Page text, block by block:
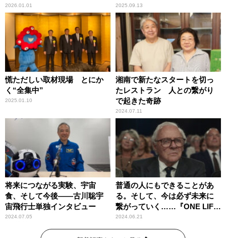
2026.01.01 2025.09.13
慌ただしい取材現場 とにか
く“全集中”
2025.01.10
湘南で新たなスタートを切っ
たレストラン 人との繋がり
で起きた奇跡
2024.07.11
将来につながる実験、宇宙
食、そして今後――古川聡宇
宙飛行士単独インタビュー
2024.07.05
普通の人にもできることがあ
る。そして、今は必ず未来に
繋がっていく……『ONE LIFE
奇跡が繋いだ6000の命』
2024.06.21